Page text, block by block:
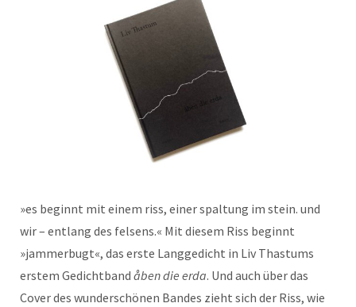
»es beginnt mit einem riss, einer spaltung im stein. und
wir – entlang des felsens.« Mit diesem Riss beginnt
»jammerbugt«, das erste Langgedicht in Liv Thastums
erstem Gedichtband åben die erda. Und auch über das
Cover des wunderschönen Bandes zieht sich der Riss, wie